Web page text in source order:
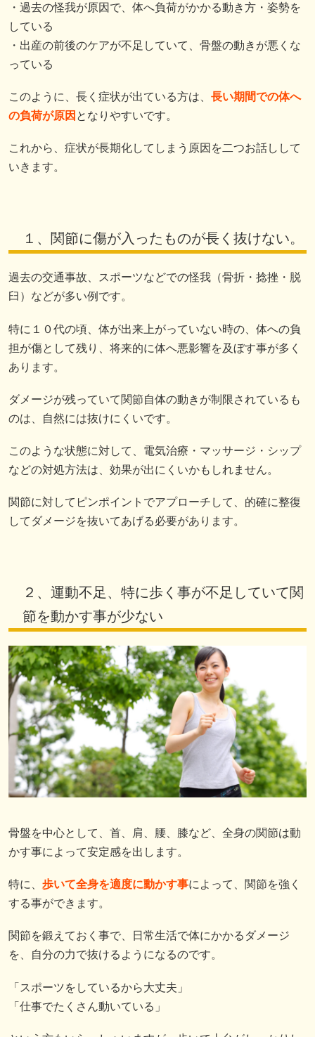
・過去の怪我が原因で、体へ負荷がかかる動き方・姿勢を
している
・出産の前後のケアが不足していて、骨盤の動きが悪くな
っている
このように、長く症状が出ている方は、 長い期間での体へ
の負荷が原因 となりやすいです。
これから、症状が長期化してしまう原因を二つお話しして
いきます。
１、関節に傷が入ったものが長く抜けない。
過去の交通事故、スポーツなどでの怪我（骨折・捻挫・脱
臼）などが多い例です。
特に１０代の頃、体が出来上がっていない時の、体への負
担が傷として残り、将来的に体へ悪影響を及ぼす事が多く
あります。
ダメージが残っていて関節自体の動きが制限されているも
のは、自然には抜けにくいです。
このような状態に対して、電気治療・マッサージ・シップ
などの対処方法は、効果が出にくいかもしれません。
関節に対してピンポイントでアプローチして、的確に整復
してダメージを抜いてあげる必要があります。
２、運動不足、特に歩く事が不足していて関
節を動かす事が少ない
骨盤を中心として、首、肩、腰、膝など、全身の関節は動
かす事によって安定感を出します。
特に、 歩いて全身を適度に動かす事によって、関節を強く
する事ができます。
関節を鍛えておく事で、日常生活で体にかかるダメージ
を、自分の力で抜けるようになるのです。
「スポーツをしているから大丈夫」
「仕事でたくさん動いている」